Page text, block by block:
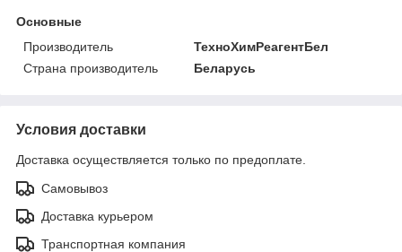
Основные
Производитель
ТехноХимРеагентБел
Страна производитель
Беларусь
Условия доставки
Доставка осуществляется только по предоплате.
Самовывоз
Доставка курьером
Транспортная компания